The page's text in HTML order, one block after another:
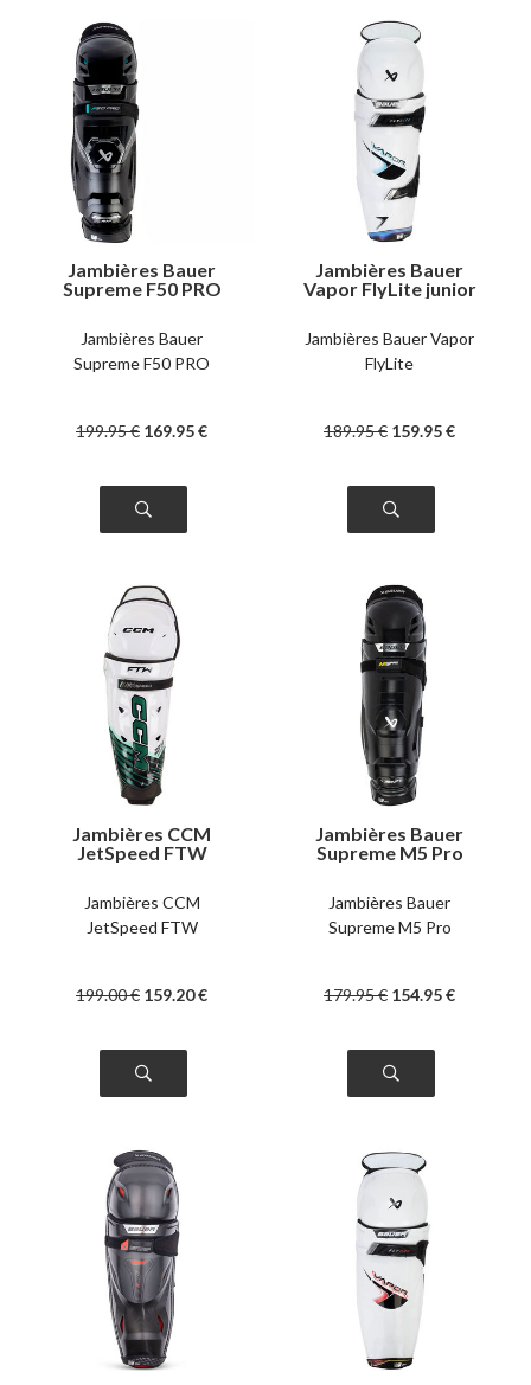
Jambières Bauer
Supreme F50 PRO
Jambières Bauer
Supreme F50 PRO
199.95€ 169.95€
Jambières Bauer
Vapor FlyLite junior
Jambières Bauer Vapor
FlyLite
189.95€ 159.95€
Jambières CCM
JetSpeed FTW
Jambières CCM
JetSpeed FTW
199.00€ 159.20€
Jambières Bauer
Supreme M5 Pro
Jambières Bauer
Supreme M5 Pro
179.95€ 154.95€